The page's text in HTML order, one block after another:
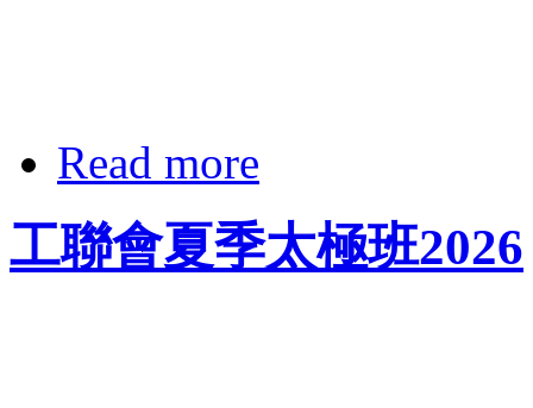
Read more
工聯會夏季太極班2026